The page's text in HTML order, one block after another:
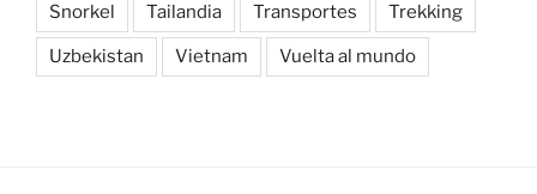
Snorkel Tailandia Transportes Trekking
Uzbekistan Vietnam Vuelta al mundo